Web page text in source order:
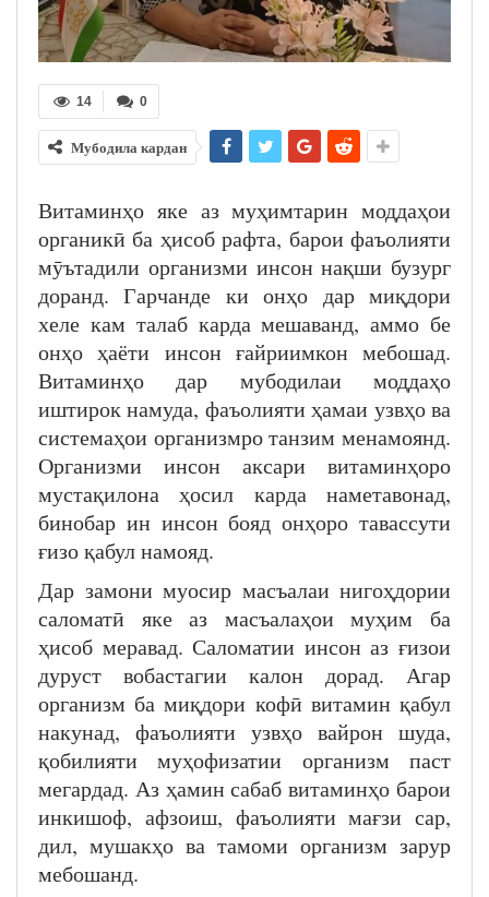
0
14
Мубодила кардан
Витаминҳо яке аз муҳимтарин моддаҳои
органикӣ ба ҳисоб рафта, барои фаъолияти
мӯътадили организми инсон нақши бузург
доранд. Гарчанде ки онҳо дар миқдори
хеле кам талаб карда мешаванд, аммо бе
онҳо ҳаёти инсон ғайриимкон мебошад.
Витаминҳо дар мубодилаи моддаҳо
иштирок намуда, фаъолияти ҳамаи узвҳо ва
системаҳои организмро танзим менамоянд.
Организми инсон аксари витаминҳоро
мустақилона ҳосил карда наметавонад,
бинобар ин инсон бояд онҳоро тавассути
ғизо қабул намояд.
Дар замони муосир масъалаи нигоҳдории
саломатӣ яке аз масъалаҳои муҳим ба
ҳисоб меравад. Саломатии инсон аз ғизои
дуруст вобастагии калон дорад. Агар
организм ба миқдори кофӣ витамин қабул
накунад, фаъолияти узвҳо вайрон шуда,
қобилияти муҳофизатии организм паст
мегардад. Аз ҳамин сабаб витаминҳо барои
инкишоф, афзоиш, фаъолияти мағзи сар,
дил, мушакҳо ва тамоми организм зарур
мебошанд.